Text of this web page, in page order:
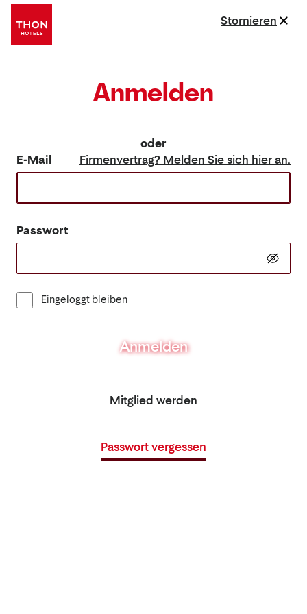
Anmelden
oder
E-Mail
Firmenvertrag? Melden Sie sich hier an.
Passwort
Eingeloggt bleiben
Anmelden
Mitglied werden
Passwort vergessen
Stornieren